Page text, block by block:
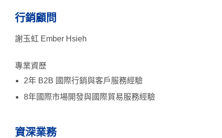
行銷顧問
謝玉虹 Ember Hsieh
專業資歷
2年 B2B 國際行銷與客戶服務經驗
8年國際市場開發與國際貿易服務經驗
資深業務